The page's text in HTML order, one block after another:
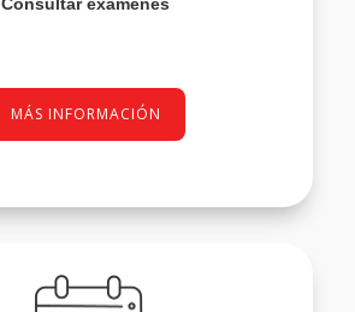
MÁS INFORMACIÓN